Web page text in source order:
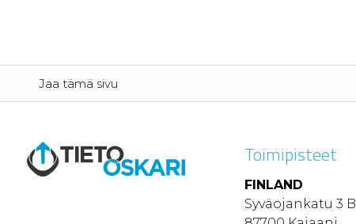
Jaa tämä sivu
Toimipisteet
FINLAND
Syväojankatu 3 B